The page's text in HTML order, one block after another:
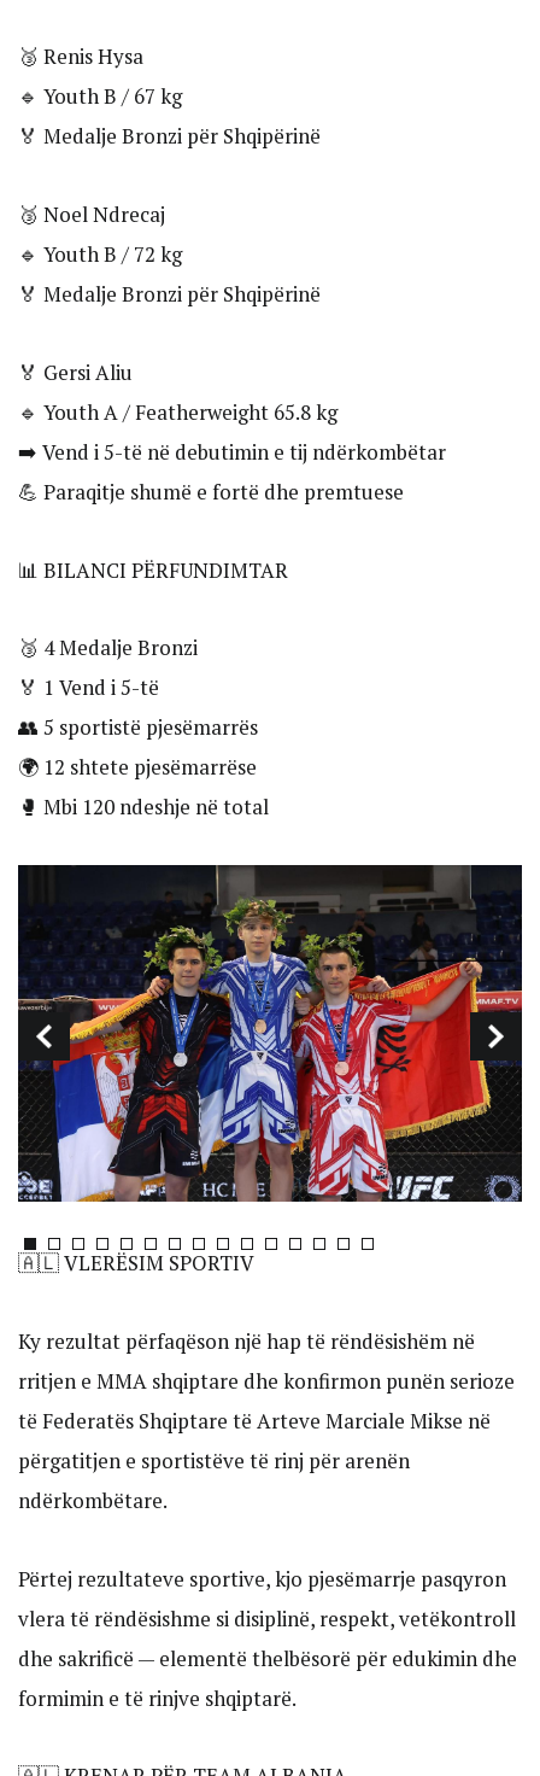
🥉 Renis Hysa
🔹 Youth B / 67 kg
🏅 Medalje Bronzi për Shqipërinë
🥉 Noel Ndrecaj
🔹 Youth B / 72 kg
🏅 Medalje Bronzi për Shqipërinë
🏅 Gersi Aliu
🔹 Youth A / Featherweight 65.8 kg
➡️ Vend i 5-të në debutimin e tij ndërkombëtar
💪 Paraqitje shumë e fortë dhe premtuese
📊 BILANCI PËRFUNDIMTAR
🥉 4 Medalje Bronzi
🏅 1 Vend i 5-të
👥 5 sportistë pjesëmarrës
🌍 12 shtete pjesëmarrëse
🥊 Mbi 120 ndeshje në total
🇦🇱 VLERËSIM SPORTIV
Ky rezultat përfaqëson një hap të rëndësishëm në
rritjen e MMA shqiptare dhe konfirmon punën serioze
të Federatës Shqiptare të Arteve Marciale Mikse në
përgatitjen e sportistëve të rinj për arenën
ndërkombëtare.
Përtej rezultateve sportive, kjo pjesëmarrje pasqyron
vlera të rëndësishme si disiplinë, respekt, vetëkontroll
dhe sakrificë — elementë thelbësorë për edukimin dhe
formimin e të rinjve shqiptarë.